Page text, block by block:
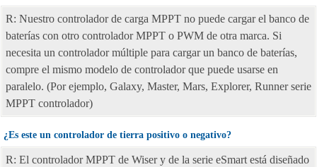
R: Nuestro controlador de carga MPPT no puede cargar el banco de
baterías con otro controlador MPPT o PWM de otra marca. Si
necesita un controlador múltiple para cargar un banco de baterías,
compre el mismo modelo de controlador que puede usarse en
paralelo. (Por ejemplo, Galaxy, Master, Mars, Explorer, Runner serie
MPPT controlador)
¿Es este un controlador de tierra positivo o negativo?
R: El controlador MPPT de Wiser y de la serie eSmart está diseñado